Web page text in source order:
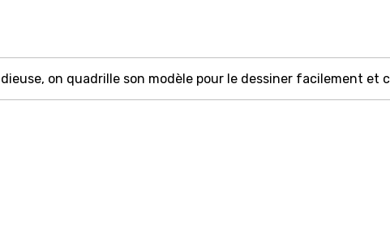
on quadrille son modèle pour le dessiner facilement